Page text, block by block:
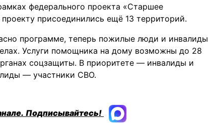
федерального проекта «Старшее
присоединились ещё 13 территорий.
программе, теперь пожилые люди и инвалиды
Услуги помощника на дому возможны до 28
соцзащиты. В приоритете — инвалиды и
— участники СВО.
Подписывайтесь!